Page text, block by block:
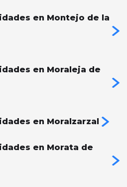
en Montejo de la
en Moraleja de
en Moralzarzal
en Morata de